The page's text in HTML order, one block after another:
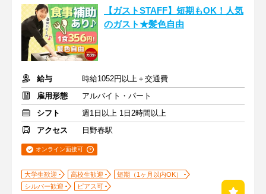
【ガストSTAFF】短期もOK！人気
のガスト★髪色自由
給与
時給1052円以上＋交通費
雇用形態
アルバイト・パート
シフト
週1日以上 1日2時間以上
アクセス
日野春駅
オンライン面接可
大学生歓迎 高校生歓迎
短期（1ヶ月以内OK）
シルバー歓迎
ピアス可